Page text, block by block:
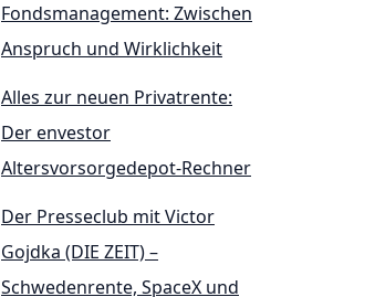
Fondsmanagement: Zwischen
Anspruch und Wirklichkeit
Alles zur neuen Privatrente:
Der envestor
Altersvorsorgedepot-Rechner
Der Presseclub mit Victor
Gojdka (DIE ZEIT) –
Schwedenrente, SpaceX und